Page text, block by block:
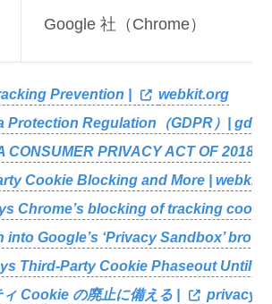
Google 社（Chrome）
Prevention |
webkit.org
Protection Regulation（GDPR）|
CONSUMER PRIVACY ACT OF 2018 |
Cookie Blocking and More |
Chrome’s blocking of tracking
into Google’s ‘Privacy Sandbox’
Third-Party Cookie Phaseout Until
Cookie の廃止に備える |